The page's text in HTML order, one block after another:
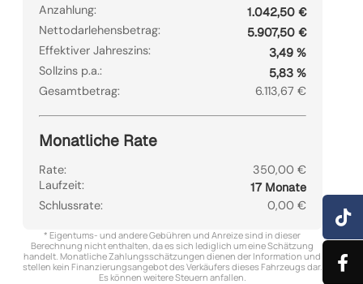
Anzahlung:
1.042,50 €
Nettodarlehensbetrag:
5.907,50 €
Effektiver Jahreszins:
3,49 %
Sollzins p.a.:
5,83 %
Gesamtbetrag:
6.113,67 €
Monatliche Rate
Rate:
350,00 €
Laufzeit:
17 Monate
Schlussrate:
0,00 €
* Eigentums- und andere Gebühren und Anreize sind in dieser
Berechnung nicht enthalten, da es sich lediglich um eine Schätzung
handelt. Monatliche Zahlungsschätzungen dienen der Information und
stellen kein Finanzierungsangebot des Verkäufers dieses Fahrzeugs dar.
Es können weitere Steuern anfallen.